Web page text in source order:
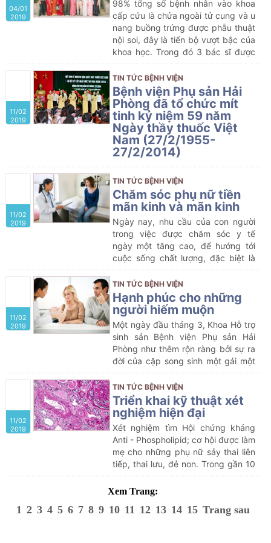
nhiệm vụ là đỡ đẻ, mổ lấy thai, mổ
phụ khoa và phẫu thuật nội soi,
điều trị hậu phẫu, hậu sản.
04/01
2019
98% tổng số bệnh nhân vào khoa
cấp cứu là chửa ngoài tử cung và u
nang buồng trứng được phẫu thuật
nội soi, đây là tiến bộ vượt bậc của
khoa học. Trong đó 3 bác sĩ được
đào tạo tại bệnh viện Phụ Sản Từ
Dũ, còn lại tất cả các bác sĩ trong
khoa đều có thể tham gia thực
hành thao tác dụng cụ và phụ mổ
phẫu thuật nội soi.
11/02
2019
TIN TỨC BỆNH VIỆN
Bệnh viện Phụ sản Hải
Phòng đã tổ chức mít
tinh kỷ niệm 59 năm
Ngày thầy thuốc Việt
Nam (27/2/1955-
27/2/2014)
Thay mặt Đảng ủy, Ban giám đốc,
đồng chí Phạm Thiện Hoạch, phó bí
thư Đảng ủy – Phó giám đốc bệnh
viện đã đọc thư của chủ tịch Hồ Chí
Minh gửi ngành y tế năm 1955. Gần
60 năm qua, lời căn dặn của Người
vẫn luôn có sức lan tỏa, được tập
thể CBNV bệnh viện phụ sản Hải
Phòng nói riêng tích cực học tập và
cống hiến hết mình với sự nghiệp,
trở thành người thầy thuốc của
nhân dân, như lời căn dặn của Chủ
tịch Hồ Chí Minh “Lương y như từ
mẫu”.
11/02
2019
TIN TỨC BỆNH VIỆN
Chăm sóc phụ nữ tiền
mãn kinh và mãn kinh
Ngày nay, nhu cầu của con người
trong việc được chăm sóc y tế
ngày một tăng cao, để hướng tới
cuộc sống chất lượng, đặc biệt là
chị em phụ nữ, khi đã bước sang
tuổi xế chiều thì tiền mãn kinh, mãn
kinh lại là yếu tố ảnh hưởng nhiều
nhất đến chất lượng cuộc sống.
11/02
2019
TIN TỨC BỆNH VIỆN
Hạnh phúc cho những
người hiếm muộn
Một ngày đầu tháng 3, Khoa Hỗ trợ
sinh sản Bệnh viện Phụ sản Hải
Phòng như thêm rộn ràng bởi sự ra
đời của cặp song sinh một gái một
trai: Như Ý và Phúc An. Quả thực là
như ý và hạnh phúc nên vợ chồng
chị Trần Thị Yến (thôn An Liệt, xã
Thanh Hải, huyện Thanh Hà, tỉnh
Hải Dương) đã quyết định đặt
những cái tên ấy cho 2 thiên thần
bé bỏng của mình. Viên mãn hơn
bởi những tưởng người chồng của
chị không có cơ hội được làm bố…
11/02
2019
TIN TỨC BỆNH VIỆN
Triển khai kỹ thuật xét
nghiệm hiện đại
Xét nghiệm tìm Hội chứng kháng
Anti - Phospholipid; cơ hội được làm
mẹ cho những phụ nữ sảy thai liên
tiếp, thai lưu, đẻ non. Trong gần 10
năm trở lại đây, hội chứng
Antiphotpholipit (APS) được sự
thuốc sản khoa. Phụ nữ mắc hội
Xem Trang:
1 2 3 4 5 6 7 8 9 10 11 12 13 14 15 Trang sau